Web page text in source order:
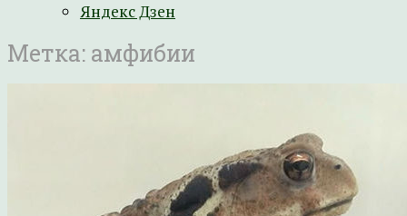
Яндекс Дзен
Метка: амфибии